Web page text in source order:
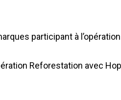
participant à
Reforestation avec